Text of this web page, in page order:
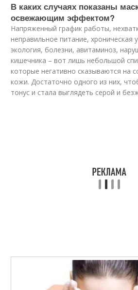
В каких случаях показаны
освежающим эффектом?
Напряженный график работы,
неправильное питание, хроническая
экология, болезни, авитаминоз,
кишечника – вот лишь небольшой
которые негативно сказываются на
кожи. Достаточно одного из них,
тонус и стала выглядеть серой и